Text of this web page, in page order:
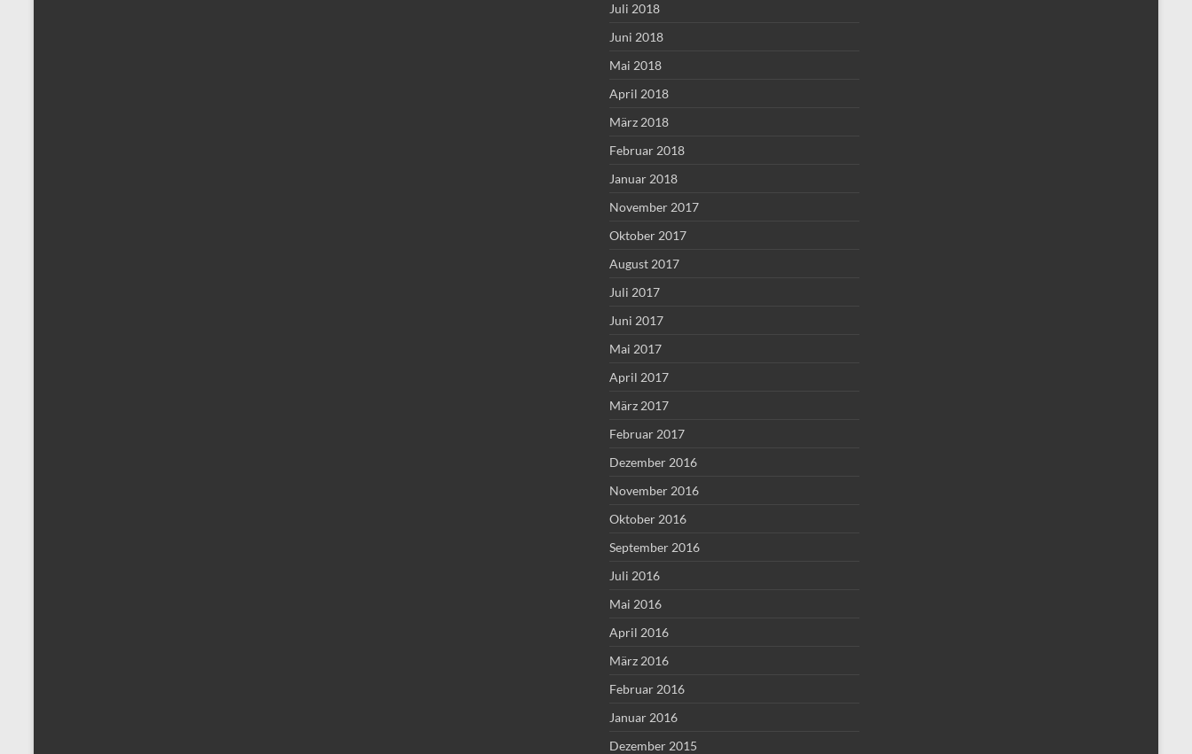
Juli 2018
Juni 2018
Mai 2018
April 2018
März 2018
Februar 2018
Januar 2018
November 2017
Oktober 2017
August 2017
Juli 2017
Juni 2017
Mai 2017
April 2017
März 2017
Februar 2017
Dezember 2016
November 2016
Oktober 2016
September 2016
Juli 2016
Mai 2016
April 2016
März 2016
Februar 2016
Januar 2016
Dezember 2015